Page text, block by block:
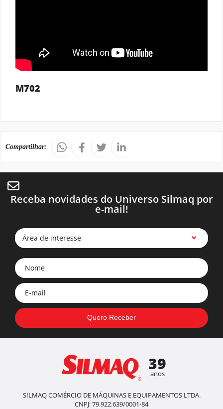
M702
Compartilhar:
Receba novidades do Universo Silmaq por
e-mail!
Área de interesse
39
anos
SILMAQ COMÉRCIO DE MÁQUINAS E EQUIPAMENTOS LTDA.
CNPJ: 79.922.639/0001-84